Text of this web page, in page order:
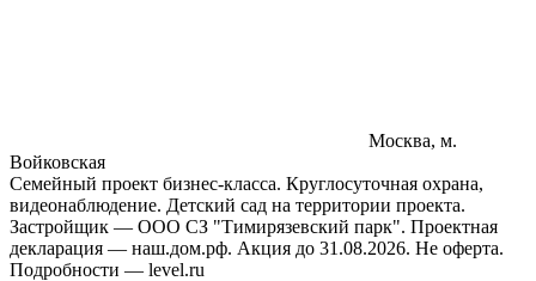
Москва, м.
Войковская
Семейный проект бизнес-класса. Круглосуточная охрана,
видеонаблюдение. Детский сад на территории проекта.
Застройщик — ООО СЗ "Тимирязевский парк". Проектная
декларация — наш.дом.рф. Акция до 31.08.2026. Не оферта.
Подробности — level.ru